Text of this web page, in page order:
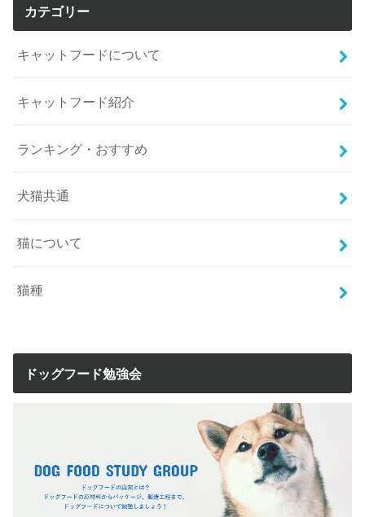
カテゴリー
キャットフードについて
キャットフード紹介
ランキング・おすすめ
犬猫共通
猫について
猫種
ドッグフード勉強会